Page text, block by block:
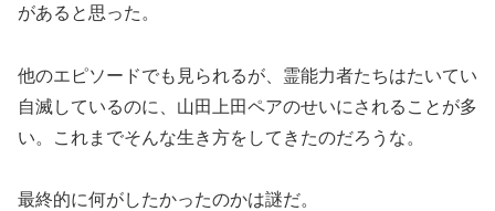
があると思った。
他のエピソードでも見られるが、霊能力者たちはたいてい
自滅しているのに、山田上田ペアのせいにされることが多
い。これまでそんな生き方をしてきたのだろうな。
最終的に何がしたかったのかは謎だ。